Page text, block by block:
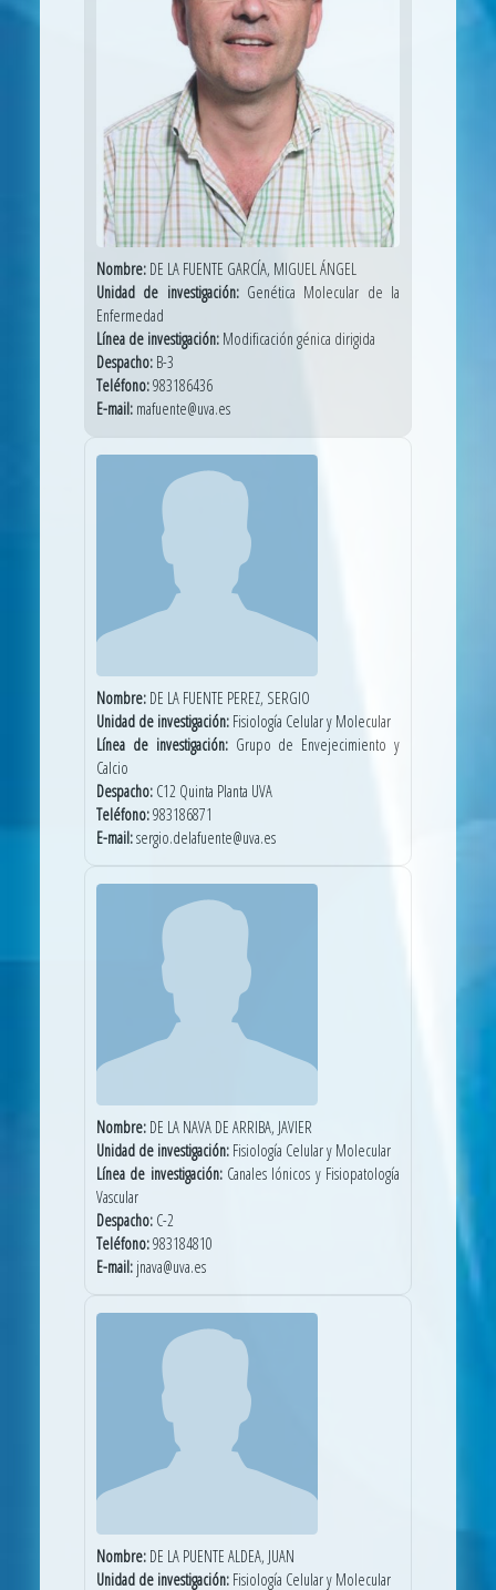
Nombre: DE LA FUENTE GARCÍA, MIGUEL ÁNGEL
Unidad de investigación:Genética Molecular de la
Enfermedad
Línea de investigación: Modificación génica dirigida
Despacho: B-3
Teléfono:983186436
E-mail: mafuente@uva.es
Nombre: DE LA FUENTE PEREZ, SERGIO
Unidad de investigación: Fisiología Celular y Molecular
Línea de investigación:Grupo de Envejecimiento y
Calcio
Despacho: C12 Quinta Planta UVA
Teléfono:983186871
E-mail:sergio.delafuente@uva.es
Nombre: DE LA NAVA DE ARRIBA, JAVIER
Unidad de investigación: Fisiología Celular y Molecular
Línea de investigación:Canales Iónicos y Fisiopatología
Vascular
Despacho: C-2
Teléfono:983184810
E-mail: jnava@uva.es
Nombre: DE LA PUENTE ALDEA, JUAN
Unidad de investigación: Fisiología Celular y Molecular